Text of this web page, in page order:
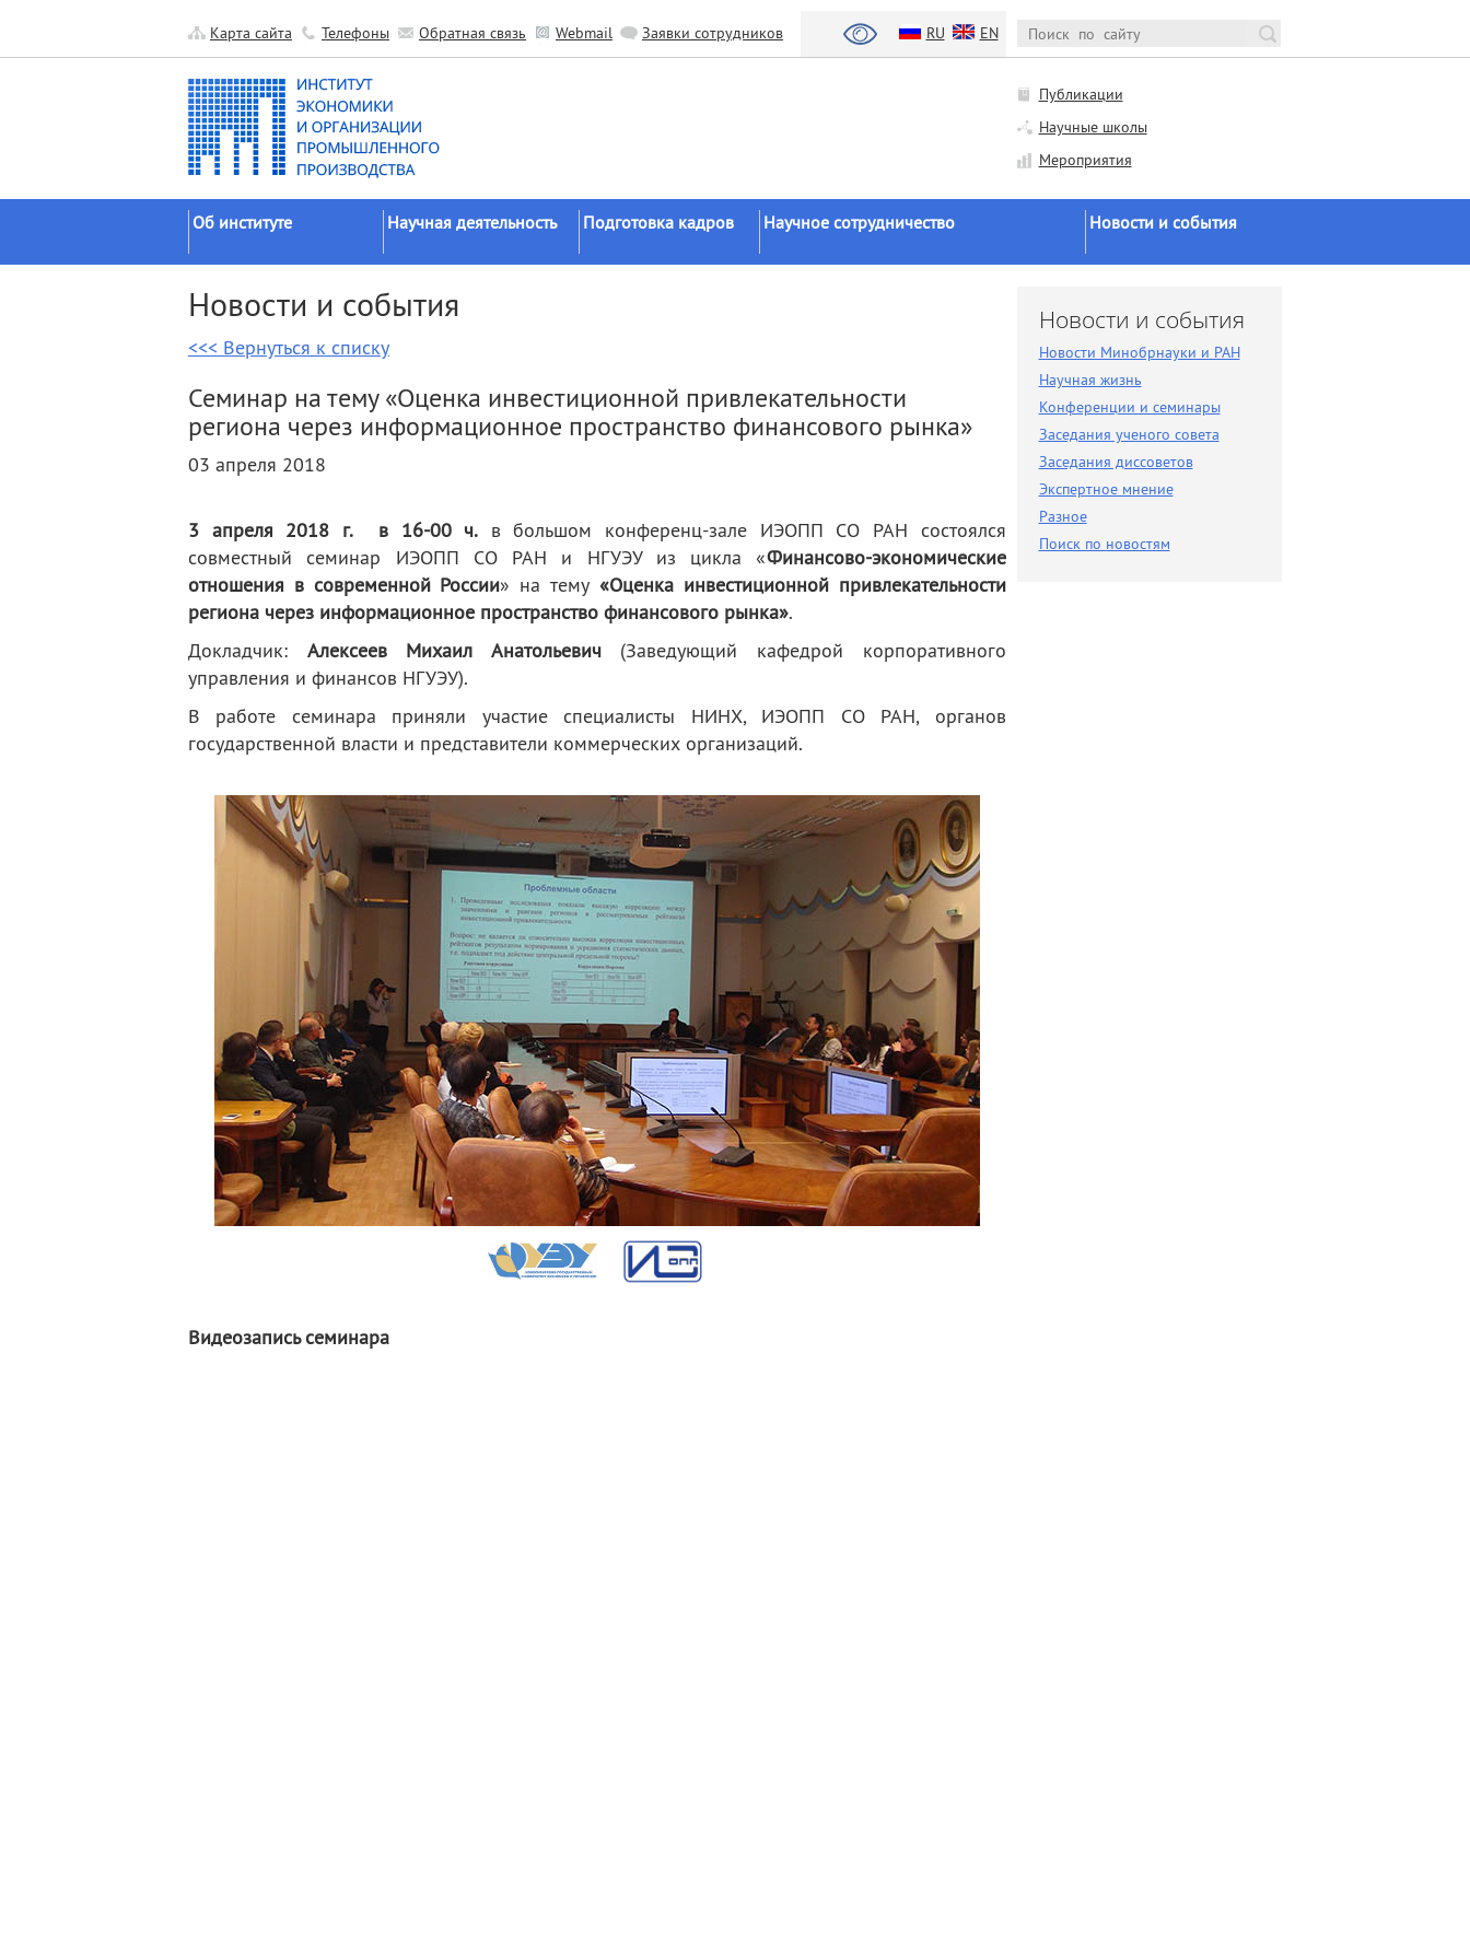
Карта сайта Телефоны Обратная связь Webmail Заявки сотрудников RU EN
Публикации
Научные школы
Мероприятия
Об институте
Официальные документы
История
Научные подразделения
Прочие подразделения
Издательская
Контакты
Научная деятельность
исследований
Гранты
Научные школы
Публикации
Подготовка кадров
советы
Целевое обучение
Научное сотрудничество
Бизнес
Зарубежные организации
Новости и события
Заседания ученого совета
Заседания диссоветов
Экспертное мнение
Разное
Новости и события
<<< Вернуться к списку
Семинар на тему «Оценка инвестиционной привлекательности
региона через информационное пространство финансового рынка»
03 апреля 2018
3 апреля 2018 г. в 16-00 ч. в большом конференц-зале ИЭОПП СО РАН состоялся
совместный семинар ИЭОПП СО РАН и НГУЭУ из цикла «Финансово-экономические
отношения в современной России» на тему «Оценка инвестиционной привлекательности
региона через информационное пространство финансового рынка».
Докладчик: Алексеев Михаил Анатольевич (Заведующий кафедрой корпоративного
управления и финансов НГУЭУ).
В работе семинара приняли участие специалисты НИНХ, ИЭОПП СО РАН, органов
государственной власти и представители коммерческих организаций.
Видеозапись семинара
Новости и события
Новости Минобрнауки и РАН
Научная жизнь
Конференции и семинары
Заседания ученого совета
Заседания диссоветов
Экспертное мнение
Разное
Поиск по новостям